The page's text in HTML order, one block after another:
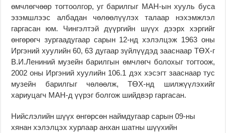
өмчлөгчөөр тогтоолгор, уг барилгыг МАН-ын хууль буса
эзэмшлээс албадан чөлөөлүүлэх талаар нэхэмжлэл
гаргасан юм. Чингэлтэй дүүргийн шүүх дээрх хэргийг
өнгөрөгч зургаадугаар сарын 12-нд хэлэлцэж 1963 оны
Иргэний хуулийн 60, 63 дугаар зүйлүүдэд зааснаар ТӨХ-г
В.И.Лениний музейн барилгын өмчлөгч болохыг тогтоож,
2002 оны Иргэний хуулийн 106.1 дэх хэсэгт зааснаар тус
музейн барилгыг чөлөөлж, ТӨХ-нд шилжүүлэхийг
хариуцагч МАН-д үүрэг болгож шийдвэр гаргасан.
Нийслэлийн шүүх өнгөрсөн наймдугаар сарын 09-ны
хянан хэлэлцэх хурлаар анхан шатны шүүхийн